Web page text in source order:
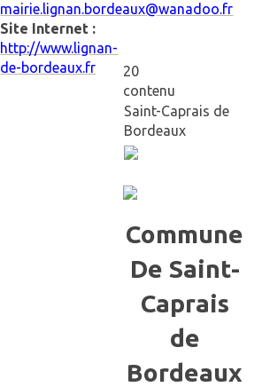
mairie.lignan.bordeaux@wanadoo.fr
Site Internet :
http://www.lignan-
de-bordeaux.fr
20
contenu
Saint-Caprais de
Bordeaux
Commune
De Saint-
Caprais
de
Bordeaux